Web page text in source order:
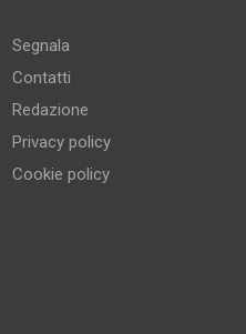
Segnala
Contatti
Redazione
Privacy policy
Cookie policy